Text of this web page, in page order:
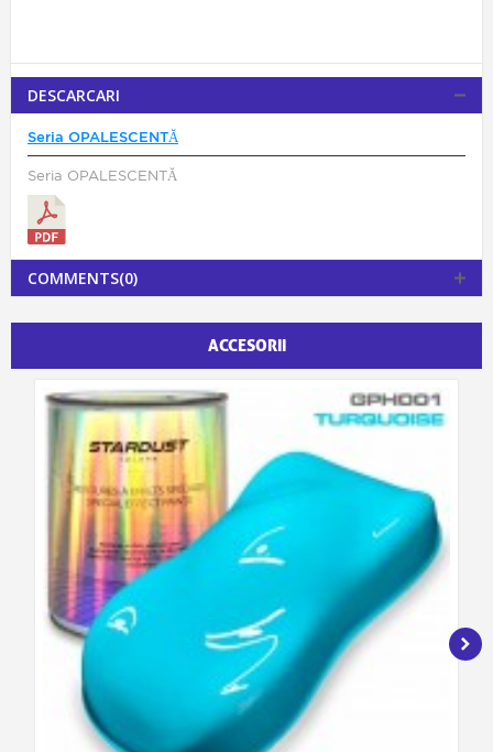
DESCARCARI
Seria OPALESCENTĂ
Seria OPALESCENTĂ
COMMENTS(0)
ACCESORII